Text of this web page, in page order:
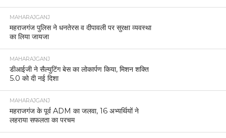
MAHARAJGANJ
महराजगंज पुलिस ने धनतेरस व दीपावली पर सुरक्षा व्यवस्था
का लिया जायजा
MAHARAJGANJ
डीआईजी ने सैल्युटिंग बेस का लोकार्पण किया, मिशन शक्ति
5.0 को दी नई दिशा
MAHARAJGANJ
महराजगंज के पूर्व ADM का जलवा, 16 अभ्यर्थियों ने
लहराया सफलता का परचम